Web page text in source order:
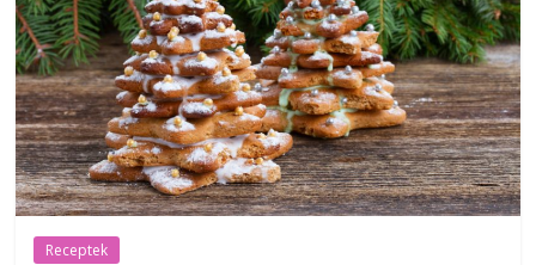
Receptek